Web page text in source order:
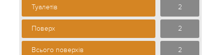
Туалетів 2
Поверх 2
Всього поверхів 2